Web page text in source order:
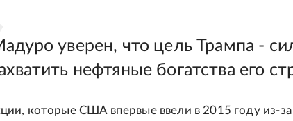
уверен, что цель Трампа -
нефтяные богатства его
которые США впервые ввели в 2015 году из-